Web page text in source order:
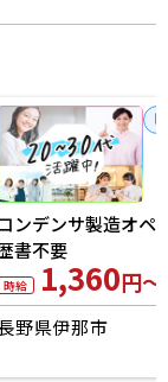
産業用ロボット
ライン登録
時給 1,350
長野県伊那市